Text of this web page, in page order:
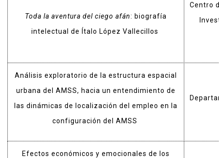
Toda la aventura del ciego afán: biografía
intelectual de Ítalo López Vallecillos
Centro
Análisis exploratorio de la estructura espacial
urbana del AMSS, hacia un entendimiento de
las dinámicas de localización del empleo en la
configuración del AMSS
Efectos económicos y emocionales de los